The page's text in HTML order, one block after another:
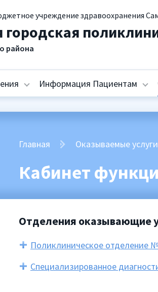
учреждение здравоохранения
городская
района
Информация Пациентам
Главная Оказываемые услуги
Кабинет
Отделения оказывающие
Поликлиническое отделение
Специализированное